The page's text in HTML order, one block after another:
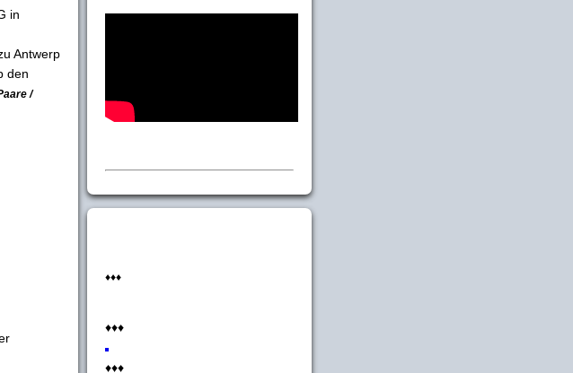
in
Antwerp
den
/
♦♦♦
♦♦♦
♦♦♦